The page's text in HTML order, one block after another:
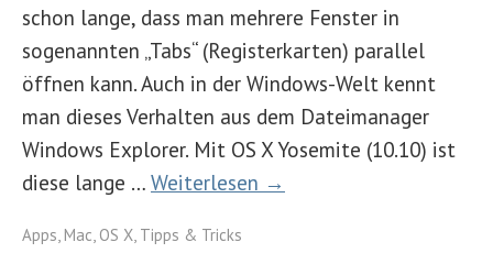
schon lange, dass man mehrere Fenster in
sogenannten „Tabs“ (Registerkarten) parallel
öffnen kann. Auch in der Windows-Welt kennt
man dieses Verhalten aus dem Dateimanager
Windows Explorer. Mit OS X Yosemite (10.10) ist
diese lange … Weiterlesen →
Apps, Mac, OS X, Tipps & Tricks